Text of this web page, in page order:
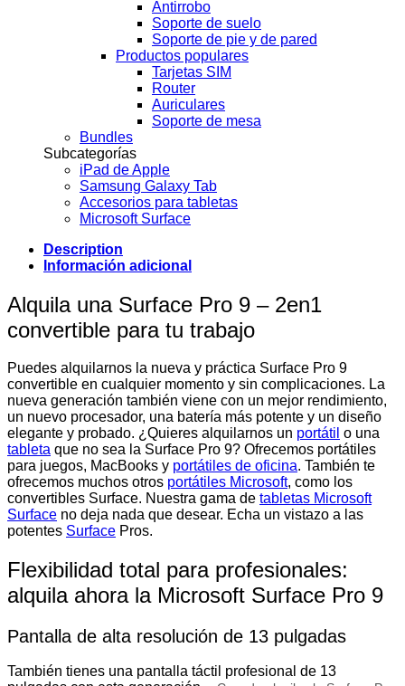
Antirrobo
Soporte de suelo
Soporte de pie y de pared
Productos populares
Tarjetas SIM
Router
Auriculares
Soporte de mesa
Bundles
Subcategorías
iPad de Apple
Samsung Galaxy Tab
Accesorios para tabletas
Microsoft Surface
Description
Información adicional
Alquila una Surface Pro 9 – 2en1
convertible para tu trabajo
Puedes alquilarnos la nueva y práctica Surface Pro 9
convertible en cualquier momento y sin complicaciones. La
nueva generación también viene con un mejor rendimiento,
un nuevo procesador, una batería más potente y un diseño
elegante y probado. ¿Quieres alquilarnos un portátil o una
tableta que no sea la Surface Pro 9? Ofrecemos portátiles
para juegos, MacBooks y portátiles de oficina. También te
ofrecemos muchos otros portátiles Microsoft, como los
convertibles Surface. Nuestra gama de tabletas Microsoft
Surface no deja nada que desear. Echa un vistazo a las
potentes Surface Pros.
Flexibilidad total para profesionales:
alquila ahora la Microsoft Surface Pro 9
Pantalla de alta resolución de 13 pulgadas
También tienes una pantalla táctil profesional de 13